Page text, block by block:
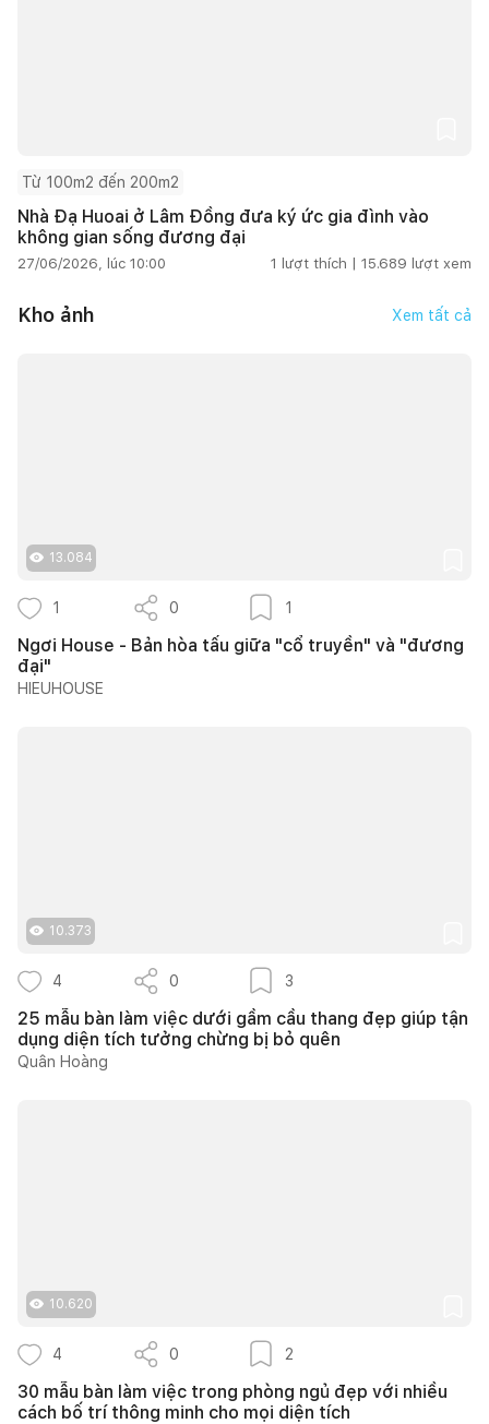
Từ 100m2 đến 200m2
Nhà Đạ Huoai ở Lâm Đồng đưa ký ức gia đình vào
không gian sống đương đại
27/06/2026, lúc 10:00 1 lượt thích | 15.689 lượt xem
Kho ảnh Xem tất cả
13.084
1 0 1
Ngơi House - Bản hòa tấu giữa "cổ truyền" và "đương
đại"
HIEUHOUSE
10.373
4 0 3
25 mẫu bàn làm việc dưới gầm cầu thang đẹp giúp tận
dụng diện tích tưởng chừng bị bỏ quên
Quân Hoàng
10.620
4 0 2
30 mẫu bàn làm việc trong phòng ngủ đẹp với nhiều
cách bố trí thông minh cho mọi diện tích